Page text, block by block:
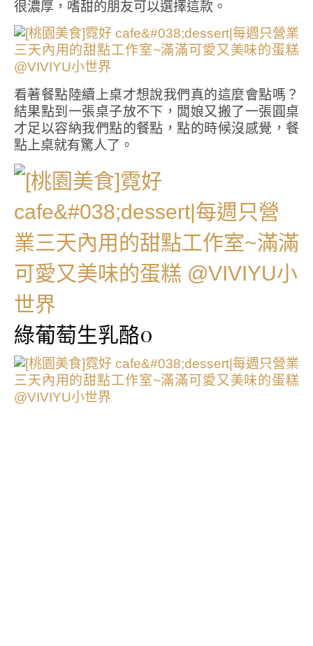
很濃厚，嗜甜的朋友可以選擇這款。
看著餐點陸續上桌才想說我們真的這麼會點嗎？
結果點到一張桌子放不下，闆娘又搬了一張圓桌
才足以容納我們點的餐點，點的時候沒感覺，餐
點上桌就有驚人了。
綠葡萄生乳酪0